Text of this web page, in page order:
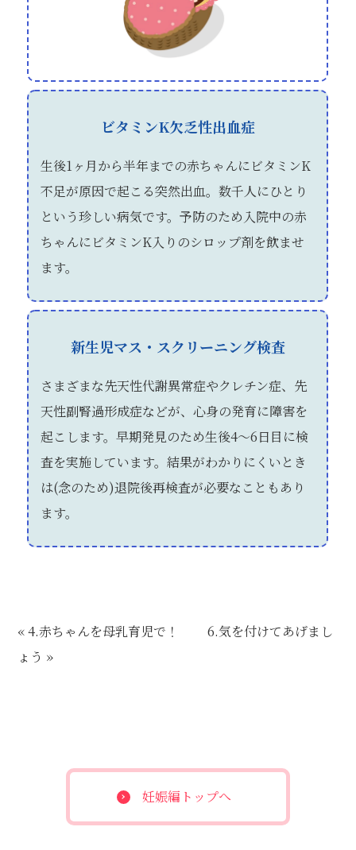
ビタミンK欠乏性出血症
生後1ヶ月から半年までの赤ちゃんにビタミンK
不足が原因で起こる突然出血。数千人にひとり
という珍しい病気です。予防のため入院中の赤
ちゃんにビタミンK入りのシロップ剤を飲ませ
ます。
新生児マス・スクリーニング検査
さまざまな先天性代謝異常症やクレチン症、先
天性副腎過形成症などが、心身の発育に障害を
起こします。早期発見のため生後4～6日目に検
査を実施しています。結果がわかりにくいとき
は(念のため)退院後再検査が必要なこともあり
ます。
« 4.赤ちゃんを母乳育児で！
6.気を付けてあげまし
ょう »
妊娠編トップへ